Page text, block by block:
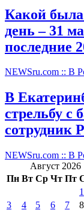
Какой была
день – 31
последние
NEWSru.com :: В
В
стрельбу с
сотрудник
NEWSru.com :: В
Август 2026
Пн Вт Ср Чт Пт
1
3
4 5 6 7 8